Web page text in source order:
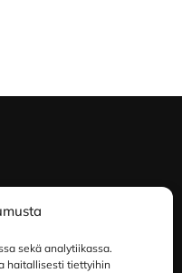
sekä analytiikassa.
haitallisesti tiettyihin